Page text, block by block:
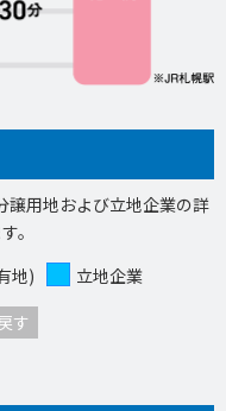
用地および立地企業の詳
。
地) 立地企業